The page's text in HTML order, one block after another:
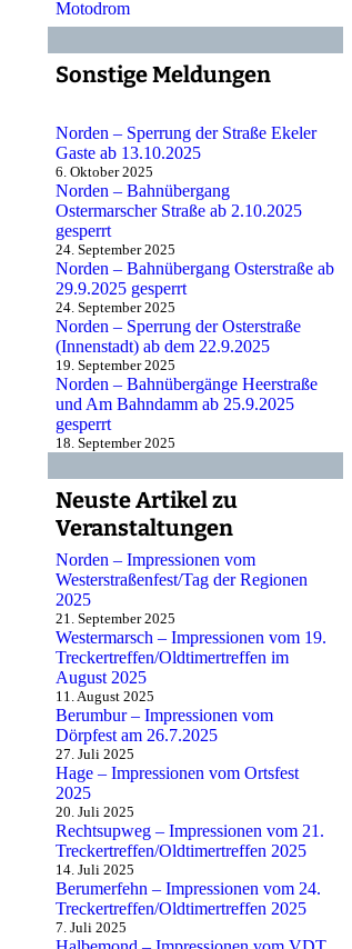
Motodrom
Sonstige Meldungen
Norden – Sperrung der Straße Ekeler
Gaste ab 13.10.2025
6. Oktober 2025
Norden – Bahnübergang
Ostermarscher Straße ab 2.10.2025
gesperrt
24. September 2025
Norden – Bahnübergang Osterstraße ab
29.9.2025 gesperrt
24. September 2025
Norden – Sperrung der Osterstraße
(Innenstadt) ab dem 22.9.2025
19. September 2025
Norden – Bahnübergänge Heerstraße
und Am Bahndamm ab 25.9.2025
gesperrt
18. September 2025
Neuste Artikel zu
Veranstaltungen
Norden – Impressionen vom
Westerstraßenfest/Tag der Regionen
2025
21. September 2025
Westermarsch – Impressionen vom 19.
Treckertreffen/Oldtimertreffen im
August 2025
11. August 2025
Berumbur – Impressionen vom
Dörpfest am 26.7.2025
27. Juli 2025
Hage – Impressionen vom Ortsfest
2025
20. Juli 2025
Rechtsupweg – Impressionen vom 21.
Treckertreffen/Oldtimertreffen 2025
14. Juli 2025
Berumerfehn – Impressionen vom 24.
Treckertreffen/Oldtimertreffen 2025
7. Juli 2025